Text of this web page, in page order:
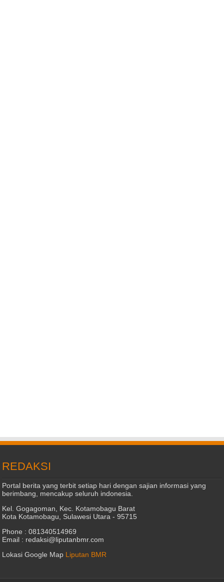
REDAKSI
Portal berita yang terbit setiap hari dengan sajian informasi yang
berimbang, mencakup seluruh indonesia.
Kel. Gogagoman, Kec. Kotamobagu Barat
Kota Kotamobagu, Sulawesi Utara - 95715
Phone : 081340514969
Email : redaksi@liputanbmr.com
Lokasi Google Map Liputan BMR